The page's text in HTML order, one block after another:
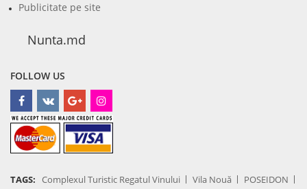
Publicitate pe site
Nunta.md
FOLLOW US
TAGS: Complexul Turistic Regatul Vinului Vila Nouă POSEIDON